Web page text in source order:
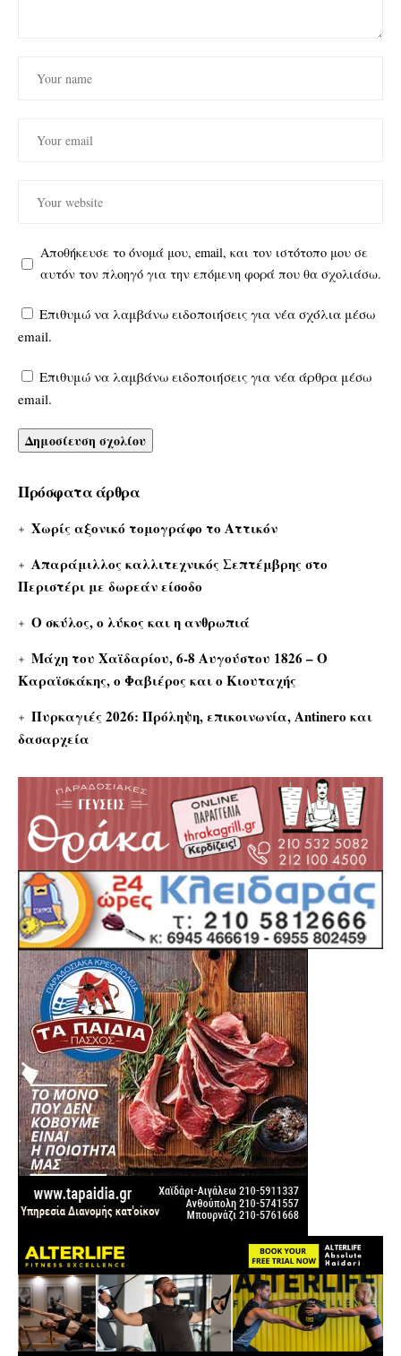
Αποθήκευσε το όνομά μου, email, και τον ιστότοπο μου σε
αυτόν τον πλοηγό για την επόμενη φορά που θα σχολιάσω.
Επιθυμώ να λαμβάνω ειδοποιήσεις για νέα σχόλια μέσω
email.
Επιθυμώ να λαμβάνω ειδοποιήσεις για νέα άρθρα μέσω
email.
Πρόσφατα άρθρα
Χωρίς αξονικό τομογράφο το Αττικόν
Απαράμιλλος καλλιτεχνικός Σεπτέμβρης στο
Περιστέρι με δωρεάν είσοδο
Ο σκύλος, ο λύκος και η ανθρωπιά
Μάχη του Χαϊδαρίου, 6-8 Αυγούστου 1826 – Ο
Καραϊσκάκης, ο Φαβιέρος και ο Κιουταχής
Πυρκαγιές 2026: Πρόληψη, επικοινωνία, Antinero και
δασαρχεία